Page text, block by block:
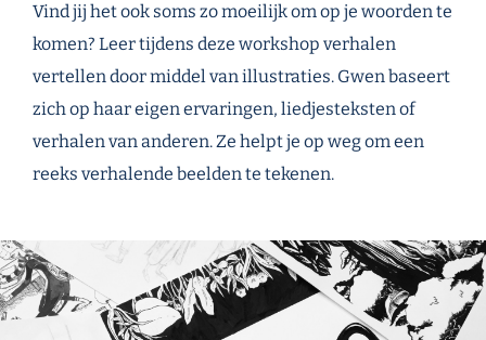
Vind jij het ook soms zo moeilijk om op je woorden te
komen? Leer tijdens deze workshop verhalen
vertellen door middel van illustraties. Gwen baseert
zich op haar eigen ervaringen, liedjesteksten of
verhalen van anderen. Ze helpt je op weg om een
reeks verhalende beelden te tekenen.